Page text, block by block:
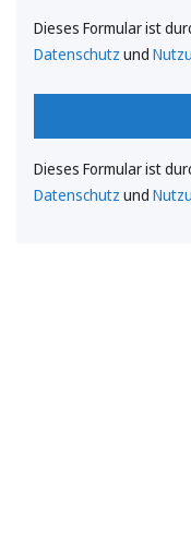
Dieses Formular ist
Datenschutz und
Dieses Formular ist
Datenschutz und